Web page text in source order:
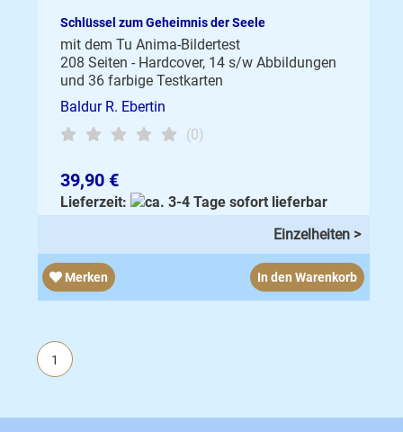
Schlüssel zum Geheimnis der Seele
mit dem Tu Anima-Bildertest
208 Seiten - Hardcover, 14 s/w Abbildungen
und 36 farbige Testkarten
Baldur R. Ebertin
(0)
39,90 €
Lieferzeit:
sofort lieferbar
Einzelheiten >
Merken In den Warenkorb
1